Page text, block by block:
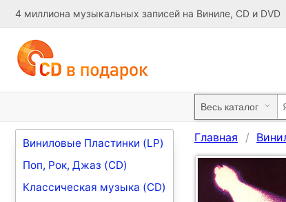
4 миллиона музыкальных записей на Виниле, CD и DVD
Виниловые Пластинки (LP)
Поп, Рок, Джаз (CD)
Классическая музыка (CD)
Главная